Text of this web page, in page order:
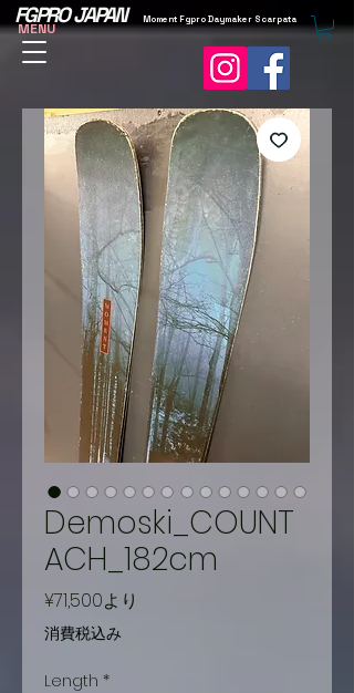
MENU
FGPRO JAPAN Moment Fgpro Daymaker Scarpata
Demoski_COUNT
ACH_182cm
¥71,500より
消費税込み
Length *